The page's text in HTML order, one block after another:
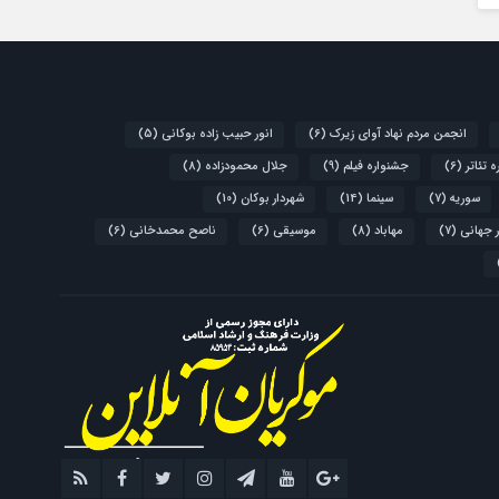
انجمن مردم نهاد آوای زیرک (6) انور حبیب زاده بوکانی (5)
تئاتر (6) جشنواره فیلم (9) جلال محمودزاده (8)
سوریه (7) سینما (14) شهردار بوکان (10)
جهانی (7) مهاباد (8) موسیقی (6) ناصح محمدخانی (6)